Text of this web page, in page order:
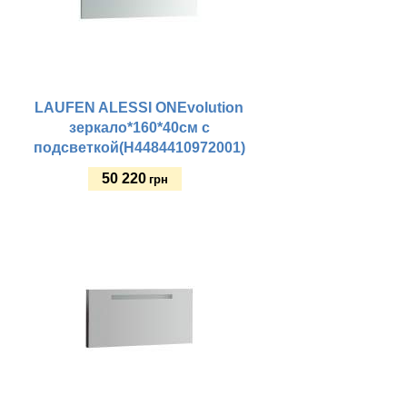
LAUFEN ALESSI ONEvolution
зеркало*160*40см с
подсветкой(H4484410972001)
50 220 грн